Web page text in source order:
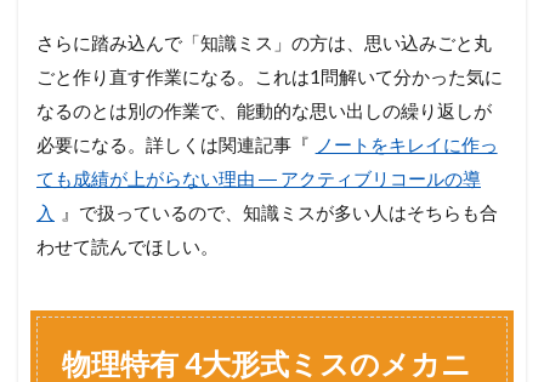
さらに踏み込んで「知識ミス」の方は、思い込みごと丸
ごと作り直す作業になる。これは1問解いて分かった気に
なるのとは別の作業で、能動的な思い出しの繰り返しが
必要になる。詳しくは関連記事『 ノートをキレイに作っ
ても成績が上がらない理由 ― アクティブリコールの導
入
』で扱っているので、知識ミスが多い人はそちらも合
わせて読んでほしい。
物理特有 4大形式ミスのメカニ